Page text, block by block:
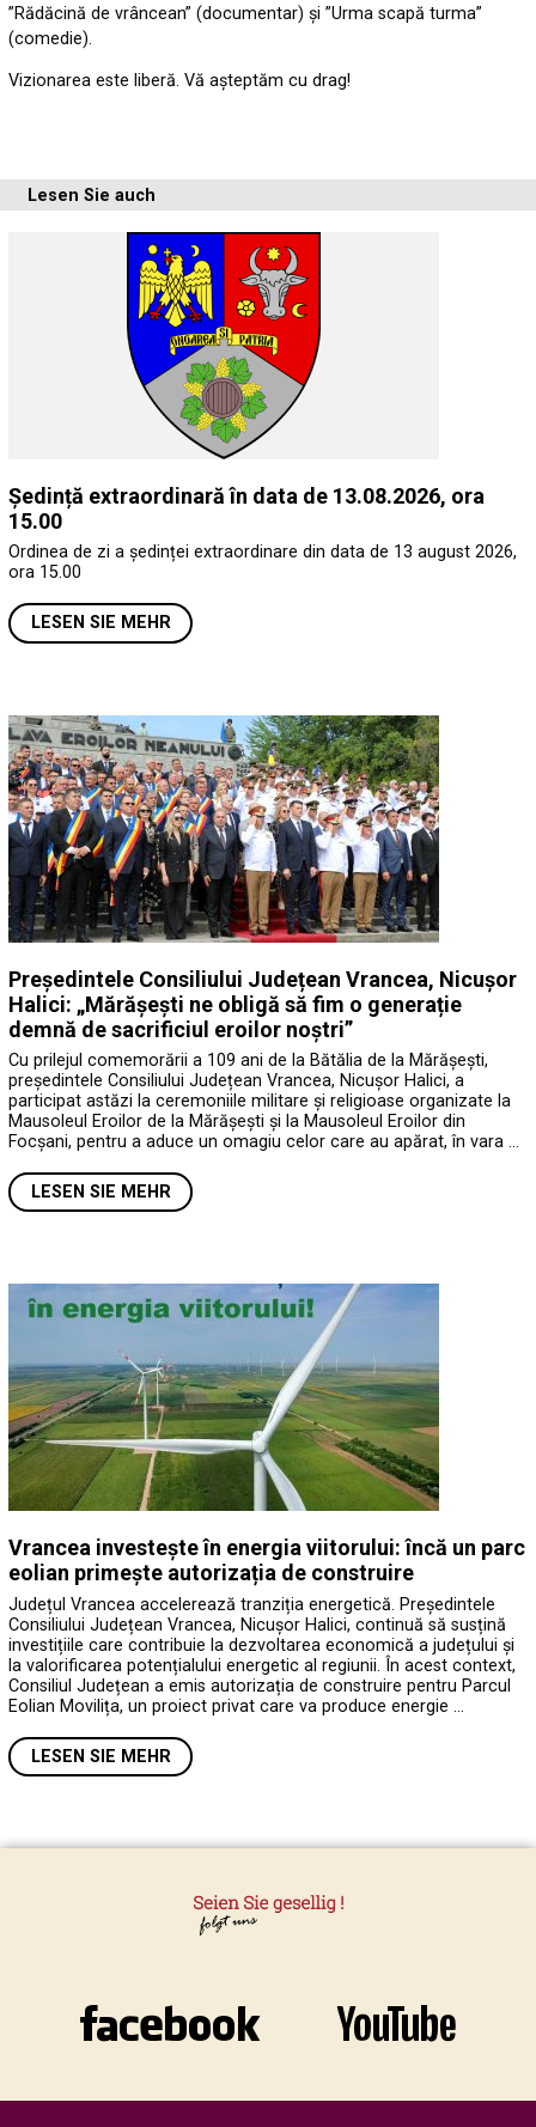
”Rădăcină de vrâncean” (documentar) și ”Urma scapă turma”
(comedie).
Vizionarea este liberă. Vă așteptăm cu drag!
Lesen Sie auch
Ședință extraordinară în data de 13.08.2026, ora
15.00
Ordinea de zi a ședinței extraordinare din data de 13 august 2026,
ora 15.00
LESEN SIE MEHR
Președintele Consiliului Județean Vrancea, Nicușor
Halici: „Mărășești ne obligă să fim o generație
demnă de sacrificiul eroilor noștri”
Cu prilejul comemorării a 109 ani de la Bătălia de la Mărășești,
președintele Consiliului Județean Vrancea, Nicușor Halici, a
participat astăzi la ceremoniile militare și religioase organizate la
Mausoleul Eroilor de la Mărășești și la Mausoleul Eroilor din
Focșani, pentru a aduce un omagiu celor care au apărat, în vara …
LESEN SIE MEHR
Vrancea investește în energia viitorului: încă un parc
eolian primește autorizația de construire
Județul Vrancea accelerează tranziția energetică. Președintele
Consiliului Județean Vrancea, Nicușor Halici, continuă să susțină
investițiile care contribuie la dezvoltarea economică a județului și
la valorificarea potențialului energetic al regiunii. În acest context,
Consiliul Județean a emis autorizația de construire pentru Parcul
Eolian Movilița, un proiect privat care va produce energie …
LESEN SIE MEHR